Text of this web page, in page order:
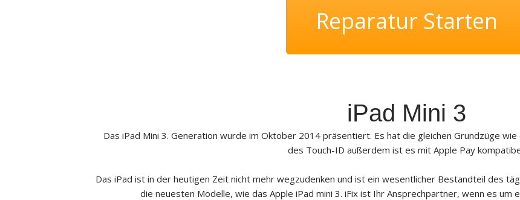
Reparatur Starten
iPad Mini 3
Das iPad Mini 3. Generation wurde im Oktober 2014 präsentiert. Es hat die gleichen Grundzüge
des Touch-ID außerdem ist es mit Apple Pay
Das iPad ist in der heutigen Zeit nicht mehr wegzudenken und ist ein wesentlicher Bestandteil des
die neuesten Modelle, wie das Apple iPad mini 3. iFix ist Ihr Ansprechpartner, wenn es um